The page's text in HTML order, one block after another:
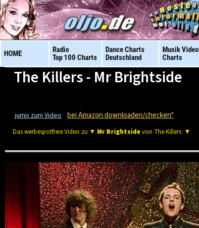
HOME
Radio
Top 100 Charts
Dance Charts
Deutschland
Musik Video
Charts
The Killers - Mr Brightside
jump zum Video bei Amazon downloaden/checken*
Das werbespotfreie Video zu ▼ Mr Brightside von The Killers: ▼